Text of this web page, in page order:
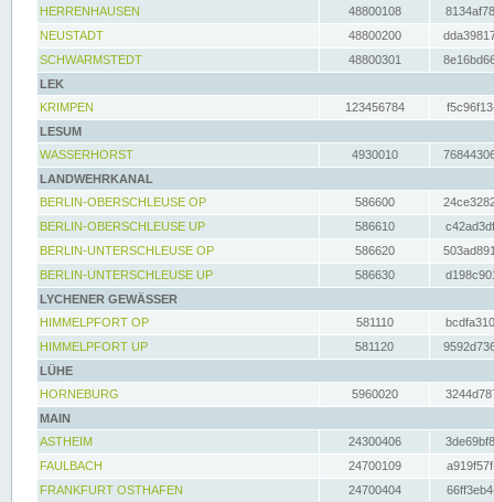
HERRENHAUSEN
48800108
NEUSTADT
48800200
SCHWARMSTEDT
48800301
LEK
KRIMPEN
123456784
LESUM
WASSERHORST
4930010
LANDWEHRKANAL
BERLIN-OBERSCHLEUSE OP
586600
BERLIN-OBERSCHLEUSE UP
586610
BERLIN-UNTERSCHLEUSE OP
586620
BERLIN-UNTERSCHLEUSE UP
586630
LYCHENER GEWÄSSER
HIMMELPFORT OP
581110
HIMMELPFORT UP
581120
LÜHE
HORNEBURG
5960020
MAIN
ASTHEIM
24300406
FAULBACH
24700109
FRANKFURT OSTHAFEN
24700404